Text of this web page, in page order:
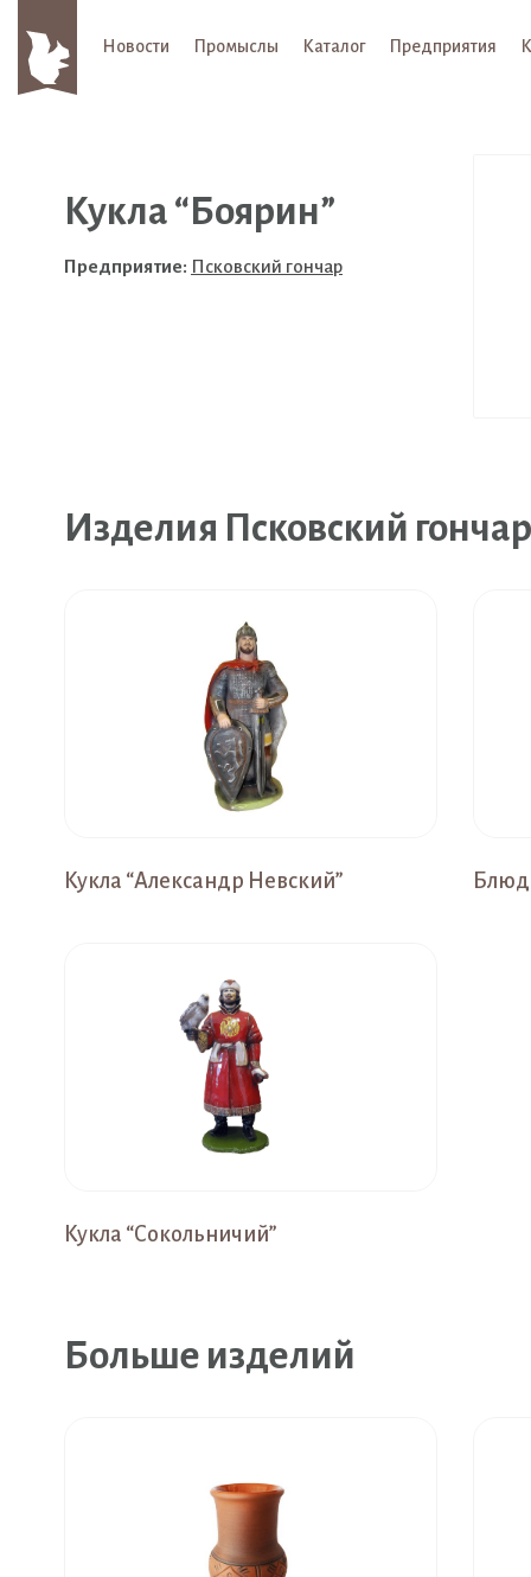
Новости Промыслы Каталог Предприятия
Кукла “Боярин”
Предприятие: Псковский гончар
Изделия Псковский гончар
Кукла “Александр Невский”
Кукла “Сокольничий”
Больше изделий